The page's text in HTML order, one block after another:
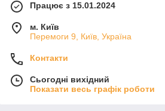
Працює з 15.01.2024
м. Київ
Перемоги 9, Київ, Україна
Контакти
Сьогодні вихідний
Показати весь графік роботи